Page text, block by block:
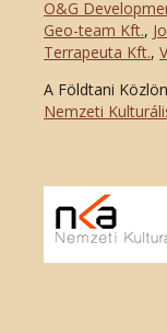
O&G
Geo-team Kft.,
Terrapeuta Kft.,
A Földtani
Nemzeti